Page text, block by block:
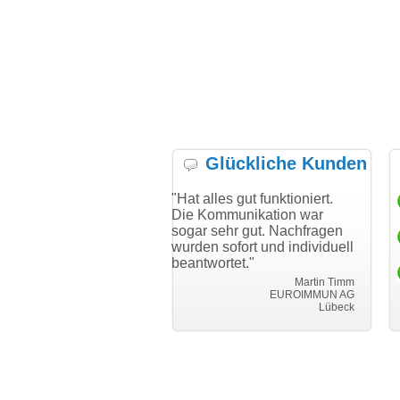
Glückliche Kunden
"Hat alles gut funktioniert.
Die Kommunikation war
sogar sehr gut. Nachfragen
wurden sofort und individuell
beantwortet."
EUROIMMUN AG
"Danke für
Transfer und
i can eckert